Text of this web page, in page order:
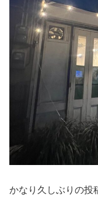
かなり久しぶりの投